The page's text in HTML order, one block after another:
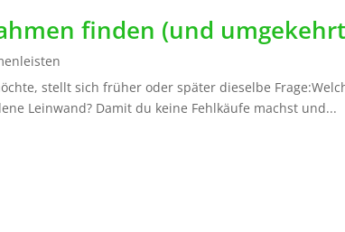
finden (und
stellt sich früher oder später dieselbe
Leinwand? Damit du keine Fehlkäufe machst und...